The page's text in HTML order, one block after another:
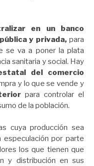
en un banco
y privada, para
se va a poner la plata
sanitaria y social. Hay
del comercio
y lo que se vende y
para controlar el
de la población.
cuya producción sea
especulación por parte
los que tienen que
y distribución en sus